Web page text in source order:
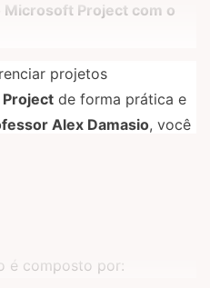
Microsoft Project com o
projetos
de forma prática e
Alex Damasio, você
calendários e padrões).
é composto por: